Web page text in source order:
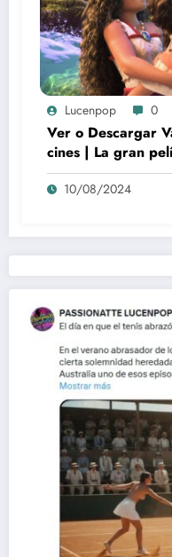
Lucenpop 0
Ver o Descargar
cines | La gran
culto Disney |
10/08/2024